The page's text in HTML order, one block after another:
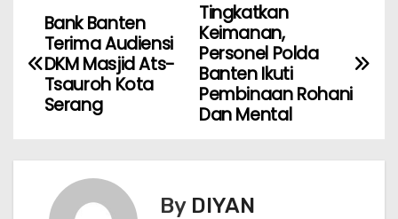
Tingkatkan
Keimanan,
Personel Polda
Banten Ikuti
Pembinaan Rohani
Dan Mental
Bank Banten
Terima Audiensi
DKM Masjid Ats-
Tsauroh Kota
Serang
By DIYAN